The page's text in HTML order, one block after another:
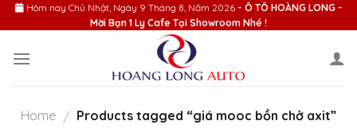
Skip
to
Hôm nay Chủ Nhật, Ngày 9 Tháng 8, Năm 2026 - Ô TÔ HOÀNG LONG -
Mời Bạn 1 Ly Cafe Tại Showroom Nhé !
Home / Products tagged “giá mooc bồn chở axit”